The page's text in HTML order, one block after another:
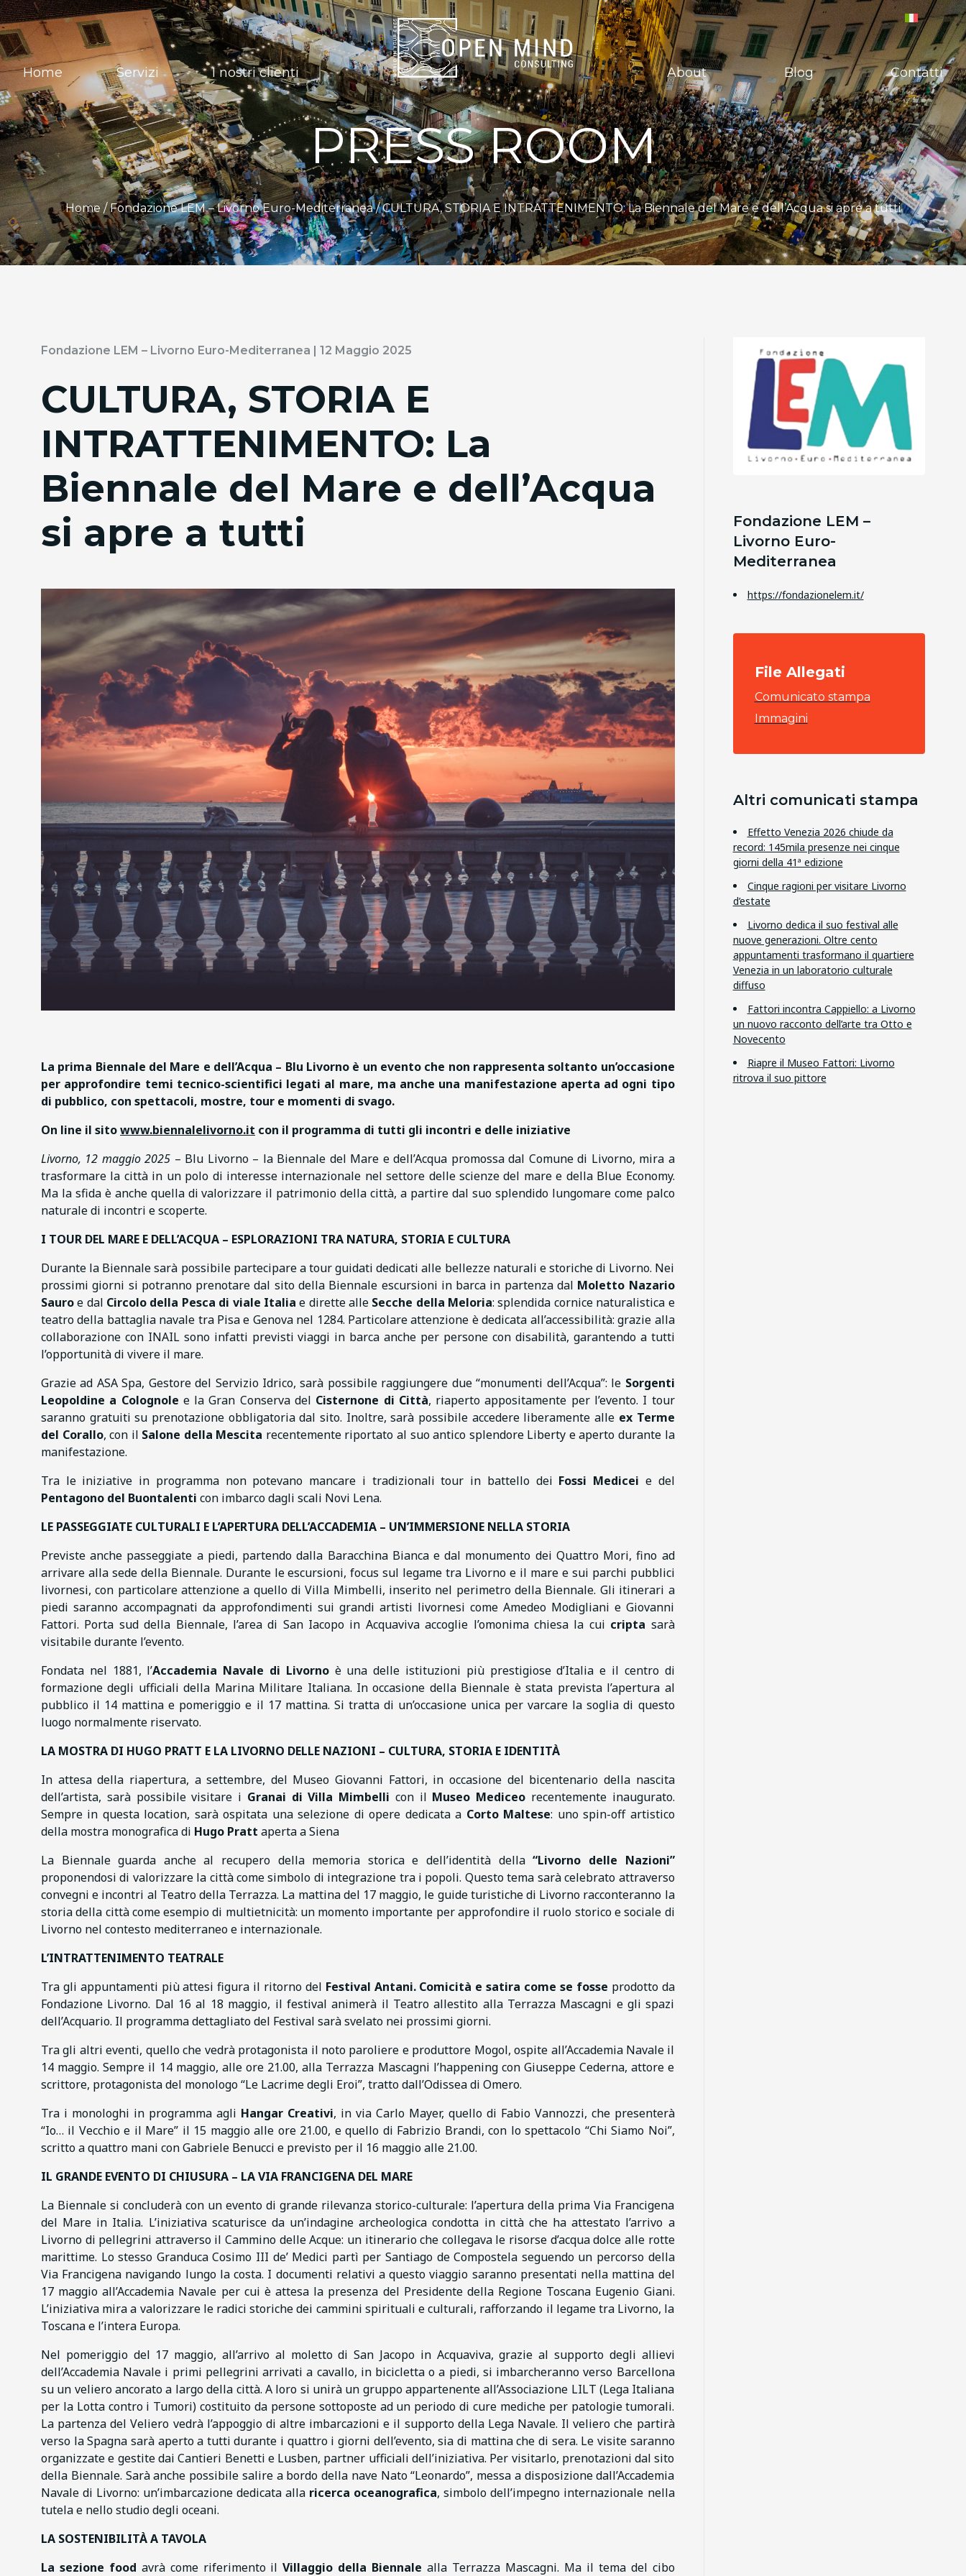
Home Servizi I nostri clienti About Blog Contatti
PRESS ROOM
Home /Fondazione LEM – Livorno Euro-Mediterranea/ CULTURA, STORIA E INTRATTENIMENTO: La Biennale del Mare e dell’Acqua si apre a tutti
Fondazione LEM – Livorno Euro-Mediterranea | 12 Maggio 2025
CULTURA, STORIA E
INTRATTENIMENTO: La
Biennale del Mare e dell’Acqua
si apre a tutti
La prima Biennale del Mare e dell’Acqua – Blu Livorno è un evento che non rappresenta soltanto un’occasione
per approfondire temi tecnico-scientifici legati al mare, ma anche una manifestazione aperta ad ogni tipo
di pubblico, con spettacoli, mostre, tour e momenti di svago.
On line il sitowww.biennalelivorno.it con il programma di tutti gli incontri e delle iniziative
Livorno, 12 maggio 2025 – Blu Livorno – la Biennale del Mare e dell’Acqua promossa dal Comune di Livorno, mira a
trasformare la città in un polo di interesse internazionale nel settore delle scienze del mare e della Blue Economy.
Ma la sfida è anche quella di valorizzare il patrimonio della città, a partire dal suo splendido lungomare come palco
naturale di incontri e scoperte.
I TOUR DEL MARE E DELL’ACQUA – ESPLORAZIONI TRA NATURA, STORIA E CULTURA
Durante la Biennale sarà possibile partecipare a tour guidati dedicati alle bellezze naturali e storiche di Livorno. Nei
prossimi giorni si potranno prenotare dal sito della Biennale escursioni in barca in partenza dal Moletto Nazario
Sauroe dal Circolo della Pesca di viale Italia e dirette alle Secche della Meloria: splendida cornice naturalistica e
teatro della battaglia navale tra Pisa e Genova nel 1284. Particolare attenzione è dedicata all’accessibilità: grazie alla
collaborazione con INAIL sono infatti previsti viaggi in barca anche per persone con disabilità, garantendo a tutti
l’opportunità di vivere il mare.
Grazie ad ASA Spa, Gestore del Servizio Idrico, sarà possibile raggiungere due “monumenti dell’Acqua”: le Sorgenti
Leopoldine a Colognole e la Gran Conserva del Cisternone di Città, riaperto appositamente per l’evento. I tour
saranno gratuiti su prenotazione obbligatoria dal sito. Inoltre, sarà possibile accedere liberamente alle ex Terme
del Corallo, con il Salone della Mescita recentemente riportato al suo antico splendore Liberty e aperto durante la
manifestazione.
Tra le iniziative in programma non potevano mancare i tradizionali tour in battello dei Fossi Medicei e del
Pentagono del Buontalenti con imbarco dagli scali Novi Lena.
LE PASSEGGIATE CULTURALI E L’APERTURA DELL’ACCADEMIA – UN’IMMERSIONE NELLA STORIA
Previste anche passeggiate a piedi, partendo dalla Baracchina Bianca e dal monumento dei Quattro Mori, fino ad
arrivare alla sede della Biennale. Durante le escursioni, focus sul legame tra Livorno e il mare e sui parchi pubblici
livornesi, con particolare attenzione a quello di Villa Mimbelli, inserito nel perimetro della Biennale. Gli itinerari a
piedi saranno accompagnati da approfondimenti sui grandi artisti livornesi come Amedeo Modigliani e Giovanni
Fattori. Porta sud della Biennale, l’area di San Iacopo in Acquaviva accoglie l’omonima chiesa la cui cripta sarà
visitabile durante l’evento.
Fondata nel 1881, l’Accademia Navale di Livornoè una delle istituzioni più prestigiose d’Italia e il centro di
formazione degli ufficiali della Marina Militare Italiana. In occasione della Biennale è stata prevista l’apertura al
pubblico il 14 mattina e pomeriggio e il 17 mattina. Si tratta di un’occasione unica per varcare la soglia di questo
luogo normalmente riservato.
LA MOSTRA DI HUGO PRATT E LA LIVORNO DELLE NAZIONI – CULTURA, STORIA E IDENTITÀ
In attesa della riapertura, a settembre, del Museo Giovanni Fattori, in occasione del bicentenario della nascita
dell’artista, sarà possibile visitare i Granai di Villa Mimbelli con il Museo Mediceo recentemente inaugurato.
Sempre in questa location, sarà ospitata una selezione di opere dedicata a Corto Maltese: uno spin-off artistico
della mostra monografica di Hugo Pratt aperta a Siena
La Biennale guarda anche al recupero della memoria storica e dell’identità della“Livorno delle Nazioni”
proponendosi di valorizzare la città come simbolo di integrazione tra i popoli. Questo tema sarà celebrato attraverso
convegni e incontri al Teatro della Terrazza. La mattina del 17 maggio, le guide turistiche di Livorno racconteranno la
storia della città come esempio di multietnicità: un momento importante per approfondire il ruolo storico e sociale di
Livorno nel contesto mediterraneo e internazionale.
L’INTRATTENIMENTO TEATRALE
Tra gli appuntamenti più attesi figura il ritorno del Festival Antani. Comicità e satira come se fosse prodotto da
Fondazione Livorno. Dal 16 al 18 maggio, il festival animerà il Teatro allestito alla Terrazza Mascagni e gli spazi
dell’Acquario. Il programma dettagliato del Festival sarà svelato nei prossimi giorni.
Tra gli altri eventi, quello che vedrà protagonista il noto paroliere e produttore Mogol, ospite all’Accademia Navale il
14 maggio. Sempre il 14 maggio, alle ore 21.00, alla Terrazza Mascagni l’happening con Giuseppe Cederna, attore e
scrittore, protagonista del monologo “Le Lacrime degli Eroi”, tratto dall’Odissea di Omero.
Tra i monologhi in programma agli Hangar Creativi, in via Carlo Mayer, quello di Fabio Vannozzi, che presenterà
“Io… il Vecchio e il Mare” il 15 maggio alle ore 21.00, e quello di Fabrizio Brandi, con lo spettacolo “Chi Siamo Noi”,
scritto a quattro mani con Gabriele Benucci e previsto per il 16 maggio alle 21.00.
IL GRANDE EVENTO DI CHIUSURA – LA VIA FRANCIGENA DEL MARE
La Biennale si concluderà con un evento di grande rilevanza storico-culturale: l’apertura della prima Via Francigena
del Mare in Italia. L’iniziativa scaturisce da un’indagine archeologica condotta in città che ha attestato l’arrivo a
Livorno di pellegrini attraverso il Cammino delle Acque: un itinerario che collegava le risorse d’acqua dolce alle rotte
marittime. Lo stesso Granduca Cosimo III de’ Medici partì per Santiago de Compostela seguendo un percorso della
Via Francigena navigando lungo la costa. I documenti relativi a questo viaggio saranno presentati nella mattina del
17 maggio all’Accademia Navale per cui è attesa la presenza del Presidente della Regione Toscana Eugenio Giani.
L’iniziativa mira a valorizzare le radici storiche dei cammini spirituali e culturali, rafforzando il legame tra Livorno, la
Toscana e l’intera Europa.
Nel pomeriggio del 17 maggio, all’arrivo al moletto di San Jacopo in Acquaviva, grazie al supporto degli allievi
dell’Accademia Navale i primi pellegrini arrivati a cavallo, in bicicletta o a piedi, si imbarcheranno verso Barcellona
su un veliero ancorato a largo della città. A loro si unirà un gruppo appartenente all’Associazione LILT (Lega Italiana
per la Lotta contro i Tumori) costituito da persone sottoposte ad un periodo di cure mediche per patologie tumorali.
La partenza del Veliero vedrà l’appoggio di altre imbarcazioni e il supporto della Lega Navale. Il veliero che partirà
verso la Spagna sarà aperto a tutti durante i quattro i giorni dell’evento, sia di mattina che di sera. Le visite saranno
organizzate e gestite dai Cantieri Benetti e Lusben, partner ufficiali dell’iniziativa. Per visitarlo, prenotazioni dal sito
della Biennale. Sarà anche possibile salire a bordo della nave Nato “Leonardo”, messa a disposizione dall’Accademia
Navale di Livorno: un’imbarcazione dedicata alla ricerca oceanografica, simbolo dell’impegno internazionale nella
tutela e nello studio degli oceani.
LA SOSTENIBILITÀ A TAVOLA
La sezione food avrà come riferimento ilVillaggio della Biennale alla Terrazza Mascagni. Ma il tema del cibo
Fondazione LEM –
Livorno Euro-
Mediterranea
https://fondazionelem.it/
File Allegati
Comunicato stampa
Immagini
Altri comunicati stampa
Effetto Venezia 2026 chiude da
record: 145mila presenze nei cinque
giorni della 41ª edizione
Cinque ragioni per visitare Livorno
d’estate
Livorno dedica il suo festival alle
nuove generazioni. Oltre cento
appuntamenti trasformano il quartiere
Venezia in un laboratorio culturale
diffuso
Fattori incontra Cappiello: a Livorno
un nuovo racconto dell’arte tra Otto e
Novecento
Riapre il Museo Fattori: Livorno
ritrova il suo pittore